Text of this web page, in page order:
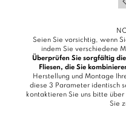
Seien Sie vorsichtig, wenn
indem Sie verschiedene
Überprüfen Sie sorgfältig
Fliesen, die Sie
Herstellung und Montage
diese 3 Parameter identisch
kontaktieren Sie uns bitte über
Sie